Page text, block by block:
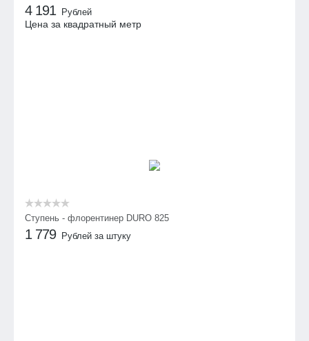
4 191 Рублей
Цена за квадратный метр
Ступень - флорентинер DURO 825
1 779 Рублей за штуку